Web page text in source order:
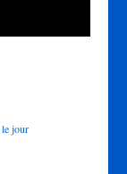
jour